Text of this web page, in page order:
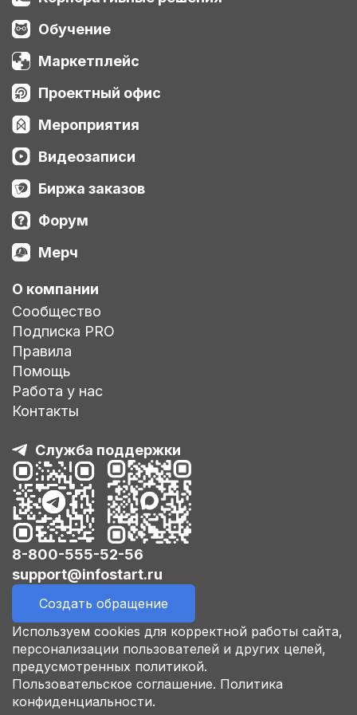
Обучение
Маркетплейс
Проектный офис
Мероприятия
Видеозаписи
Биржа заказов
Форум
Мерч
О компании
Сообщество
Подписка PRO
Правила
Помощь
Работа у нас
Контакты
Служба поддержки
8-800-555-52-56
support@infostart.ru
Создать обращение
Используем cookies для корректной работы сайта,
персонализации пользователей и других целей,
предусмотренных политикой.
Пользовательское соглашение. Политика
конфиденциальности.